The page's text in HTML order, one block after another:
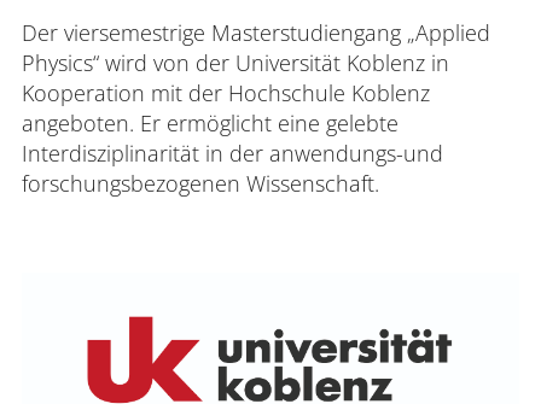
Der viersemestrige Masterstudiengang „Applied
Physics“ wird von der Universität Koblenz in
Kooperation mit der Hochschule Koblenz
angeboten. Er ermöglicht eine gelebte
Interdisziplinarität in der anwendungs-und
forschungsbezogenen Wissenschaft.